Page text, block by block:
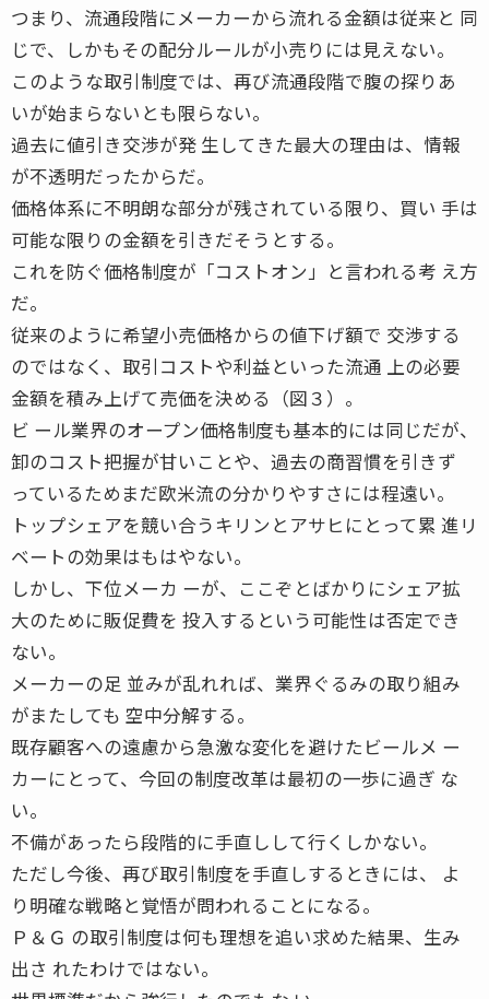
つまり、流通段階にメーカーから流れる金額は従来と 同
じで、しかもその配分ルールが小売りには見えない。
このような取引制度では、再び流通段階で腹の探りあ
いが始まらないとも限らない。
過去に値引き交渉が発 生してきた最大の理由は、情報
が不透明だったからだ。
価格体系に不明朗な部分が残されている限り、買い 手は
可能な限りの金額を引きだそうとする。
これを防ぐ価格制度が「コストオン」と言われる考 え方
だ。
従来のように希望小売価格からの値下げ額で 交渉する
のではなく、取引コストや利益といった流通 上の必要
金額を積み上げて売価を決める（図３）。
ビ ール業界のオープン価格制度も基本的には同じだが、
卸のコスト把握が甘いことや、過去の商習慣を引きず
っているためまだ欧米流の分かりやすさには程遠い。
トップシェアを競い合うキリンとアサヒにとって累 進リ
ベートの効果はもはやない。
しかし、下位メーカ ーが、ここぞとばかりにシェア拡
大のために販促費を 投入するという可能性は否定でき
ない。
メーカーの足 並みが乱れれば、業界ぐるみの取り組み
がまたしても 空中分解する。
既存顧客への遠慮から急激な変化を避けたビールメ ー
カーにとって、今回の制度改革は最初の一歩に過ぎ な
い。
不備があったら段階的に手直しして行くしかない。
ただし今後、再び取引制度を手直しするときには、 よ
り明確な戦略と覚悟が問われることになる。
Ｐ＆Ｇ の取引制度は何も理想を追い求めた結果、生み
出さ れたわけではない。